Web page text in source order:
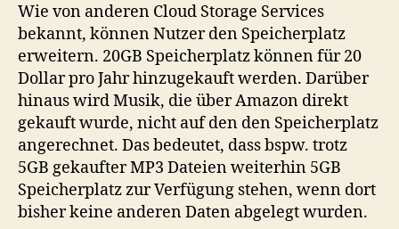
Wie von anderen Cloud Storage Services
bekannt, können Nutzer den Speicherplatz
erweitern. 20GB Speicherplatz können für 20
Dollar pro Jahr hinzugekauft werden. Darüber
hinaus wird Musik, die über Amazon direkt
gekauft wurde, nicht auf den den Speicherplatz
angerechnet. Das bedeutet, dass bspw. trotz
5GB gekaufter MP3 Dateien weiterhin 5GB
Speicherplatz zur Verfügung stehen, wenn dort
bisher keine anderen Daten abgelegt wurden.